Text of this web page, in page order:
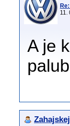
11.
A je
Zahajskej